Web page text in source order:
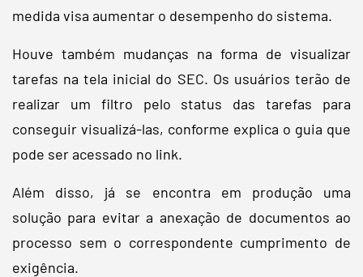
medida visa aumentar o desempenho do sistema.
Houve também mudanças na forma de visualizar
tarefas na tela inicial do SEC. Os usuários terão de
realizar um filtro pelo status das tarefas para
conseguir visualizá-las, conforme explica o guia que
pode ser acessado no link.
Além disso, já se encontra em produção uma
solução para evitar a anexação de documentos ao
processo sem o correspondente cumprimento de
exigência.